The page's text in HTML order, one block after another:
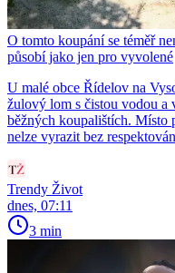
O tomto koupání se téměř
působí jako jen pro vyvolené
U malé obce Řídelov na
žulový lom s čistou vodou a
běžných koupalištích. Místo
nelze vyrazit bez
Trendy Život
dnes, 07:11
3 min